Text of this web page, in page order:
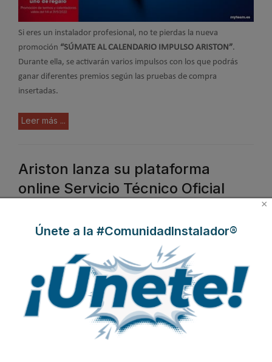
Si eres un instalador profesional, no te pierdas la nueva
promoción “SÚMATE AL CALENDARIO IMPULSO ARISTON”.
Durante ella, se activarán varios impulsos con los que podrás
ganar diferentes premios según las pruebas de compra
insertadas.
Leer más ...
Ariston lanza su plataforma
online Servicio Técnico Oficial
×
Únete a la #ComunidadInstalador®